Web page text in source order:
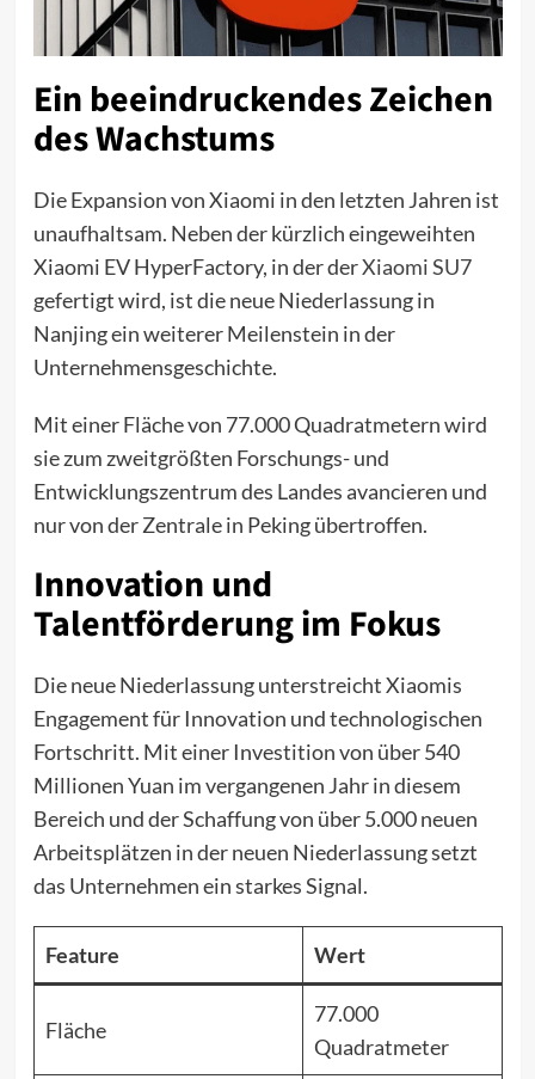
Ein beeindruckendes Zeichen
des Wachstums
Die Expansion von Xiaomi in den letzten Jahren ist
unaufhaltsam. Neben der kürzlich eingeweihten
Xiaomi EV HyperFactory, in der derXiaomi SU7
gefertigt wird, ist die neue Niederlassung in
Nanjing ein weiterer Meilenstein in der
Unternehmensgeschichte.
Mit einer Fläche von 77.000 Quadratmetern wird
sie zum zweitgrößten Forschungs- und
Entwicklungszentrum des Landes avancieren und
nur von der Zentrale in Peking übertroffen.
Innovation und
Talentförderung im Fokus
Die neue Niederlassung unterstreicht Xiaomis
Engagement für Innovation und technologischen
Fortschritt. Mit einer Investition von über 540
Millionen Yuan im vergangenen Jahr in diesem
Bereich und der Schaffung von über 5.000 neuen
Arbeitsplätzen in der neuen Niederlassung setzt
das Unternehmen ein starkes Signal.
Feature Wert
Fläche
77.000
Quadratmeter